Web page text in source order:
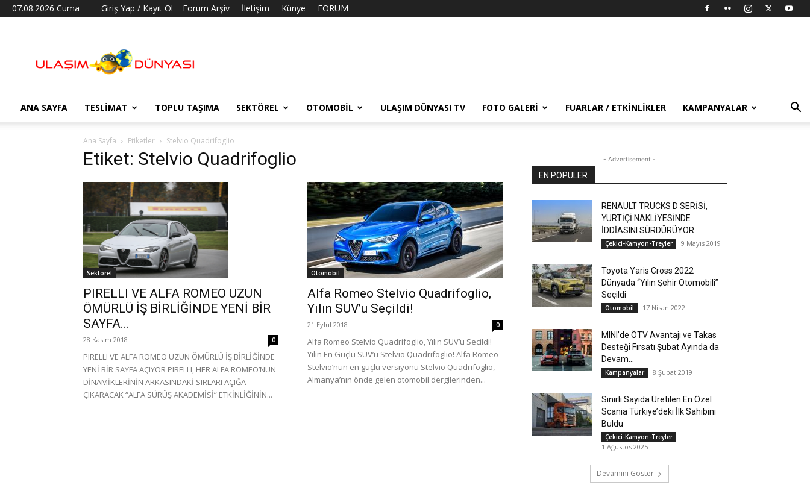
07.08.2026 Cuma Giriş Yap / Kayıt Ol Forum Arşiv İletişim Künye FORUM
Dünyası
ANA SAYFA TESLIMAT TOPLU TAŞIMA SEKTÖREL OTOMOBIL ULAŞIM DÜNYASI TV FOTO GALERI FUARLAR / ETKINLIKLER KAMPANYALAR
Ana Sayfa Etiketler Stelvio Quadrifoglio
Etiket: Stelvio Quadrifoglio
Sektörel
PIRELLI VE ALFA ROMEO UZUN
ÖMÜRLÜ İŞ BİRLİĞİNDE YENİ BİR
SAYFA...
28 Kasım 2018 0
PIRELLI VE ALFA ROMEO UZUN ÖMÜRLÜ İŞ BİRLİĞİNDE
YENİ BİR SAYFA AÇIYOR PIRELLI, HER ALFA ROMEO’NUN
DİNAMİKLERİNİN ARKASINDAKİ SIRLARI AÇIĞA
ÇIKARACAK “ALFA SÜRÜŞ AKADEMİSİ” ETKİNLİĞİNİN...
Otomobil
Alfa Romeo Stelvio Quadrifoglio,
Yılın SUV’u Seçildi!
21 Eylül 2018 0
Alfa Romeo Stelvio Quadrifoglio, Yılın SUV’u Seçildi!
Yılın En Güçlü SUV’u Stelvio Quadrifoglio! Alfa Romeo
Stelvio’nun en güçlü versiyonu Stelvio Quadrifoglio,
Almanya’nın önde gelen otomobil dergilerinden...
- Advertisement -
EN POPÜLER
RENAULT TRUCKS D SERİSİ,
YURTİÇİ NAKLİYESİNDE
İDDİASINI SÜRDÜRÜYOR
Çekici-Kamyon-Treyler 9 Mayıs 2019
Toyota Yaris Cross 2022
Dünyada “Yılın Şehir Otomobili”
Seçildi
Otomobil 17 Nisan 2022
MINI’de ÖTV Avantajı ve Takas
Desteği Fırsatı Şubat Ayında da
Devam...
Kampanyalar 8 Şubat 2019
Sınırlı Sayıda Üretilen En Özel
Scania Türkiye’deki İlk Sahibini
Buldu
Çekici-Kamyon-Treyler
1 Ağustos 2025
Devamını Göster